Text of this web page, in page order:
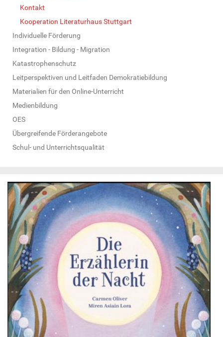
Kontakt
Kooperation Literaturhaus Stuttgart
Individuelle Förderung
Integration - Bildung - Migration
Katastrophenschutz
Leitperspektiven und Leitfaden Demokratiebildung
Materialien für den Online-Unterricht
Medienbildung
OES
Übergreifende Förderangebote
Schul- und Unterrichtsqualität